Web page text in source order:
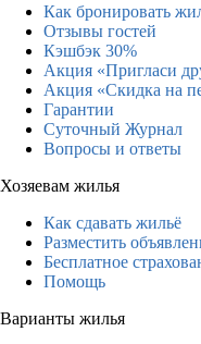
Как бронировать
Отзывы гостей
Кэшбэк 30%
Акция «Пригласи
Акция «Скидка на
Гарантии
Суточный Журнал
Вопросы и ответы
Хозяевам жилья
Как сдавать жильё
Разместить
Бесплатное
Помощь
Варианты жилья